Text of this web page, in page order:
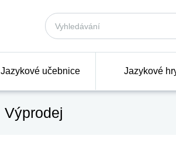
Jazykové učebnice Jazykové
Výprodej